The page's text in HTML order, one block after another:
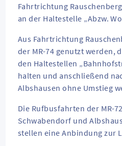
Fahrtrichtung
an der Haltestelle „Abzw.
Aus Fahrtrichtung
der MR-74 genutzt werden,
den Haltestellen
halten und anschließend
Albshausen ohne Umstieg
Die Rufbusfahrten der MR-
Schwabendorf und
stellen eine Anbindung zur